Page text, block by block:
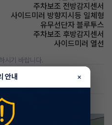
주차보조 전방감지센서
사이드미러 방향지시등 일체형
유무선단자 블루투스
주차보조 후방감지센서
사이드미러 열선
시기 바랍니다.
안내 ×